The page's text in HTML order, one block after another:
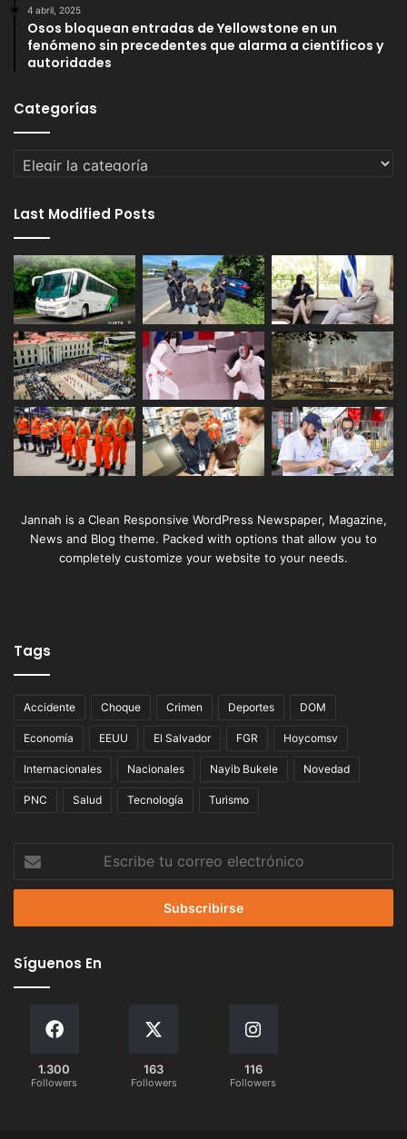
4 abril, 2025
Osos bloquean entradas de Yellowstone en un
fenómeno sin precedentes que alarma a científicos y
autoridades
Categorías
Categorías
Last Modified Posts
Jannah is a Clean Responsive WordPress Newspaper, Magazine,
News and Blog theme. Packed with options that allow you to
completely customize your website to your needs.
Tags
Accidente Choque Crimen Deportes DOM
Economía EEUU El Salvador FGR Hoycomsv
Internacionales Nacionales Nayib Bukele Novedad
PNC Salud Tecnología Turismo
tu
correo
Síguenos En
1.300
Followers
163
Followers
116
Followers